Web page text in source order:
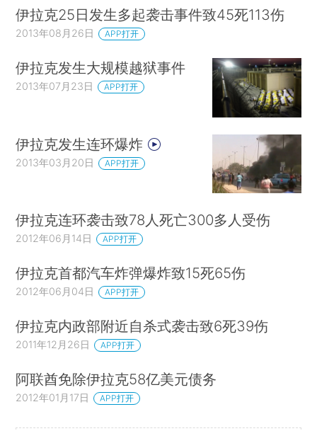
伊拉克25日发生多起袭击事件致45死113伤
2013年08月26日 APP打开
伊拉克发生大规模越狱事件
2013年07月23日 APP打开
伊拉克发生连环爆炸
2013年03月20日 APP打开
伊拉克连环袭击致78人死亡300多人受伤
2012年06月14日 APP打开
伊拉克首都汽车炸弹爆炸致15死65伤
2012年06月04日 APP打开
伊拉克内政部附近自杀式袭击致6死39伤
2011年12月26日 APP打开
阿联酋免除伊拉克58亿美元债务
2012年01月17日 APP打开